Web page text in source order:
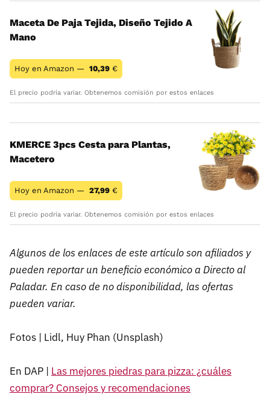
Maceta De Paja Tejida, Diseño Tejido A
Mano
Hoy en Amazon — 10,39 €
El precio podría variar. Obtenemos comisión por estos enlaces
KMERCE 3pcs Cesta para Plantas,
Macetero
Hoy en Amazon — 27,99 €
El precio podría variar. Obtenemos comisión por estos enlaces
Algunos de los enlaces de este artículo son afiliados y
pueden reportar un beneficio económico a Directo al
Paladar. En caso de no disponibilidad, las ofertas
pueden variar.
Fotos | Lidl, Huy Phan (Unsplash)
En DAP | Las mejores piedras para pizza: ¿cuáles
comprar? Consejos y recomendaciones